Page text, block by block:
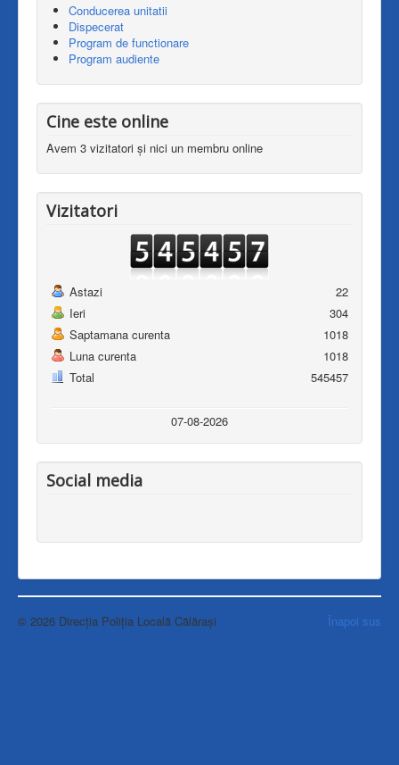
Conducerea unitatii
Dispecerat
Program de functionare
Program audiente
Cine este online
Avem 3 vizitatori și nici un membru online
Vizitatori
Astazi
Ieri
Saptamana curenta
Luna curenta
Total
22
304
1018
1018
545457
07-08-2026
Social media
Înapoi sus
© 2026 Direcția Poliția Locală Călărași